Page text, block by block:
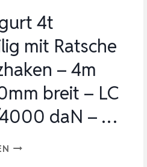
PFL… 4t
mit Ratsche
– 4m
breit – LC
daN – …
SPANNGURT